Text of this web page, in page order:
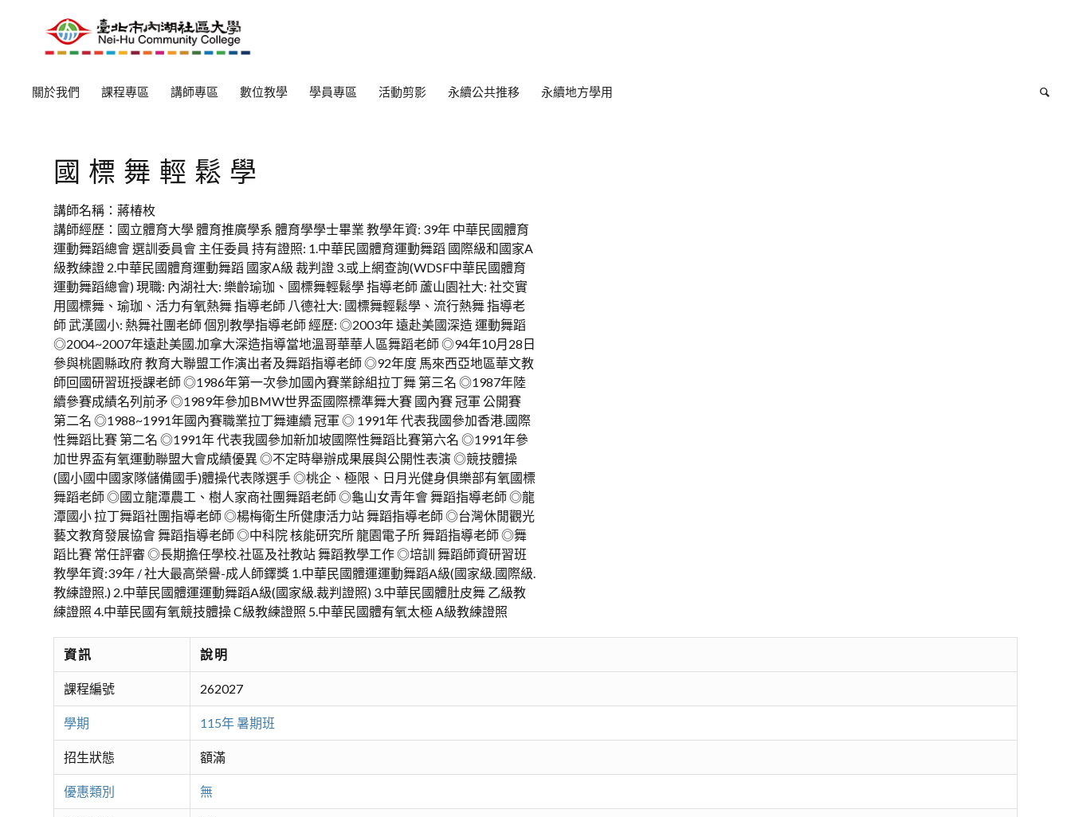
關於我們 課程專區 講師專區 數位教學 學員專區 活動剪影 永續公共推移 永續地方學用
國標舞輕鬆學
講師名稱：蔣椿枚
講師經歷：國立體育大學 體育推廣學系 體育學學士畢業 教學年資: 39年 中華民國體育
運動舞蹈總會 選訓委員會 主任委員 持有證照: 1.中華民國體育運動舞蹈 國際級和國家A
級教練證 2.中華民國體育運動舞蹈 國家A級 裁判證 3.或上網查詢(WDSF中華民國體育
運動舞蹈總會) 現職: 內湖社大: 樂齡瑜珈、國標舞輕鬆學 指導老師 蘆山園社大: 社交實
用國標舞、瑜珈、活力有氧熱舞 指導老師 八德社大: 國標舞輕鬆學、流行熱舞 指導老
師 武漢國小: 熱舞社團老師 個別教學指導老師 經歷: ◎2003年 遠赴美國深造 運動舞蹈
◎2004~2007年遠赴美國.加拿大深造指導當地溫哥華華人區舞蹈老師 ◎94年10月28日
參與桃園縣政府 教育大聯盟工作演出者及舞蹈指導老師 ◎92年度 馬來西亞地區華文教
師回國研習班授課老師 ◎1986年第一次參加國內賽業餘組拉丁舞 第三名 ◎1987年陸
續參賽成績名列前矛 ◎1989年參加BMW世界盃國際標準舞大賽 國內賽 冠軍 公開賽
第二名 ◎1988~1991年國內賽職業拉丁舞連續 冠軍 ◎ 1991年 代表我國參加香港.國際
性舞蹈比賽 第二名 ◎1991年 代表我國參加新加坡國際性舞蹈比賽第六名 ◎1991年參
加世界盃有氧運動聯盟大會成績優異 ◎不定時舉辦成果展與公開性表演 ◎競技體操
(國小國中國家隊儲備國手)體操代表隊選手 ◎桃企、極限、日月光健身俱樂部有氧國標
舞蹈老師 ◎國立龍潭農工、樹人家商社團舞蹈老師 ◎龜山女青年會 舞蹈指導老師 ◎龍
潭國小 拉丁舞蹈社團指導老師 ◎楊梅衛生所健康活力站 舞蹈指導老師 ◎台灣休閒觀光
藝文教育發展協會 舞蹈指導老師 ◎中科院 核能研究所 龍園電子所 舞蹈指導老師 ◎舞
蹈比賽 常任評審 ◎長期擔任學校.社區及社教站 舞蹈教學工作 ◎培訓 舞蹈師資研習班
教學年資:39年 / 社大最高榮譽-成人師鐸獎 1.中華民國體運運動舞蹈A級(國家級.國際級.
教練證照.) 2.中華民國體運運動舞蹈A級(國家級.裁判證照) 3.中華民國體肚皮舞 乙級教
練證照 4.中華民國有氧競技體操 C級教練證照 5.中華民國體有氧太極 A級教練證照
資訊 說明
課程編號 262027
學期 115年 暑期班
招生狀態 額滿
優惠類別 無